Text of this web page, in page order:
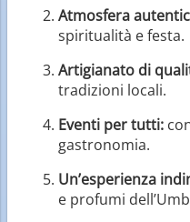
Atmosfera
spiritualità e festa.
Artigianato di
tradizioni locali.
Eventi per tutti:
gastronomia.
Un’esperienza
e profumi